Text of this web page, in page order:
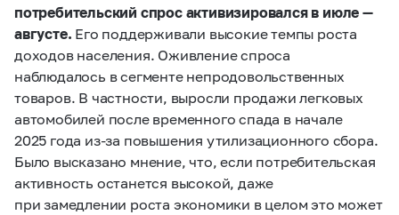
потребительский спрос активизировался в июле —
августе. Его поддерживали высокие темпы роста
доходов населения. Оживление спроса
наблюдалось в сегменте непродовольственных
товаров. В частности, выросли продажи легковых
автомобилей после временного спада в начале
2025 года из‑за повышения утилизационного сбора.
Было высказано мнение, что, если потребительская
активность останется высокой, даже
при замедлении роста экономики в целом это может